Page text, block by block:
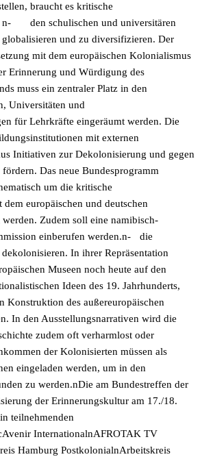
braucht es kritische
n-
den schulischen und universitären
und zu diversifizieren. Der
mit dem europäischen Kolonialismus
Erinnerung und Würdigung des
muss ein zentraler Platz in den
Universitäten und
für Lehrkräfte eingeräumt werden. Die
mit externen
Initiativen zur Dekolonisierung und gegen
Das neue Bundesprogramm
um die kritische
europäischen und deutschen
Zudem soll eine namibisch-
einberufen werden.n-
die
In ihrer Repräsentation
Museen noch heute auf den
Ideen des 19. Jahrhunderts,
Konstruktion des außereuropäischen
In den Ausstellungsnarrativen wird die
zudem oft verharmlost oder
der Kolonisierten müssen als
eingeladen werden, um in den
zu werden.nDie am Bundestreffen der
der Erinnerungskultur am 17./18.
teilnehmenden
InternationalnAFROTAK TV
Hamburg PostkolonialnArbeitskreis